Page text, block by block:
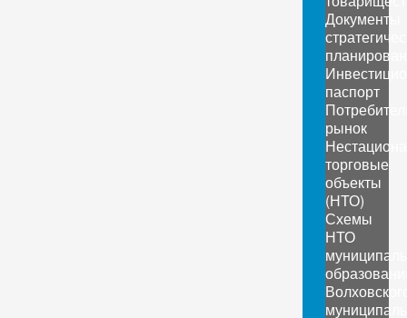
Документы
паспорт
рынок
торговые
объекты
(НТО)
Схемы
НТО